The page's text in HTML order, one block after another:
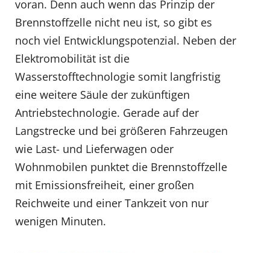
voran. Denn auch wenn das Prinzip der
Brennstoffzelle nicht neu ist, so gibt es
noch viel Entwicklungspotenzial. Neben der
Elektromobilität ist die
Wasserstofftechnologie somit langfristig
eine weitere Säule der zukünftigen
Antriebstechnologie. Gerade auf der
Langstrecke und bei größeren Fahrzeugen
wie Last- und Lieferwagen oder
Wohnmobilen punktet die Brennstoffzelle
mit Emissionsfreiheit, einer großen
Reichweite und einer Tankzeit von nur
wenigen Minuten.